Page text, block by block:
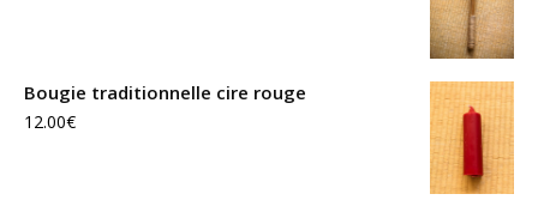
Bougie traditionnelle cire rouge
12.00€